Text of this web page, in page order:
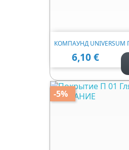
КОМПАУНД UNIVERSUM
Ціна
6,10 €
-5%